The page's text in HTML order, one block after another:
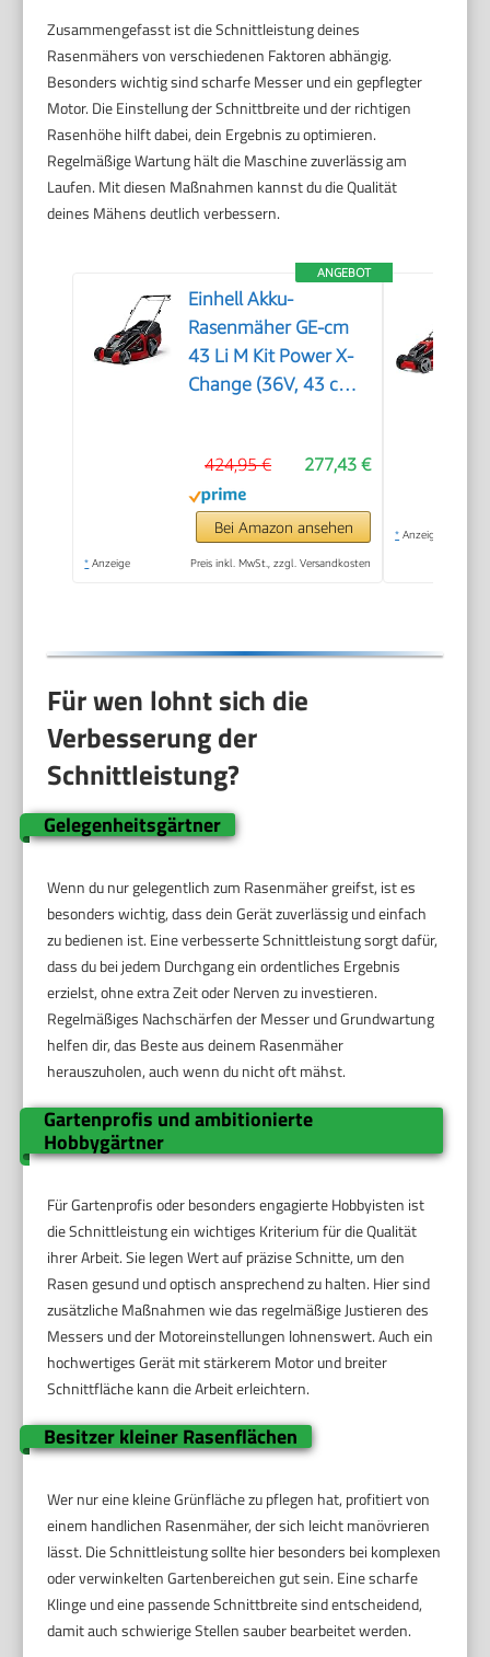
Zusammengefasst ist die Schnittleistung deines
Rasenmähers von verschiedenen Faktoren abhängig.
Besonders wichtig sind scharfe Messer und ein gepflegter
Motor. Die Einstellung der Schnittbreite und der richtigen
Rasenhöhe hilft dabei, dein Ergebnis zu optimieren.
Regelmäßige Wartung hält die Maschine zuverlässig am
Laufen. Mit diesen Maßnahmen kannst du die Qualität
deines Mähens deutlich verbessern.
ANGEBOT
Einhell Akku-
Rasenmäher GE-cm
43 Li M Kit Power X-
Change (36V, 43 cm
Kit, 63L Fangkorb,
25-75 mm
Schnitthöhe, inkl. 2X
4,0Ah + 2X
277,43 €
424,95 €
Bei Amazon ansehen
* Anzeige Preis inkl. MwSt., zzgl. Versandkosten
* Anzeige
Für wen lohnt sich die
Verbesserung der
Schnittleistung?
Gelegenheitsgärtner
Wenn du nur gelegentlich zum Rasenmäher greifst, ist es
besonders wichtig, dass dein Gerät zuverlässig und einfach
zu bedienen ist. Eine verbesserte Schnittleistung sorgt dafür,
dass du bei jedem Durchgang ein ordentliches Ergebnis
erzielst, ohne extra Zeit oder Nerven zu investieren.
Regelmäßiges Nachschärfen der Messer und Grundwartung
helfen dir, das Beste aus deinem Rasenmäher
herauszuholen, auch wenn du nicht oft mähst.
Gartenprofis und ambitionierte
Hobbygärtner
Für Gartenprofis oder besonders engagierte Hobbyisten ist
die Schnittleistung ein wichtiges Kriterium für die Qualität
ihrer Arbeit. Sie legen Wert auf präzise Schnitte, um den
Rasen gesund und optisch ansprechend zu halten. Hier sind
zusätzliche Maßnahmen wie das regelmäßige Justieren des
Messers und der Motoreinstellungen lohnenswert. Auch ein
hochwertiges Gerät mit stärkerem Motor und breiter
Schnittfläche kann die Arbeit erleichtern.
Besitzer kleiner Rasenflächen
Wer nur eine kleine Grünfläche zu pflegen hat, profitiert von
einem handlichen Rasenmäher, der sich leicht manövrieren
lässt. Die Schnittleistung sollte hier besonders bei komplexen
oder verwinkelten Gartenbereichen gut sein. Eine scharfe
Klinge und eine passende Schnittbreite sind entscheidend,
damit auch schwierige Stellen sauber bearbeitet werden.